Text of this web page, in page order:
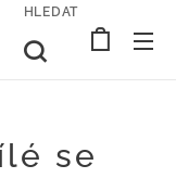
HLEDAT
se